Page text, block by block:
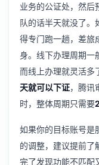
业务的公证处，然后
队的话半天就没了。
得专门跑一趟，差旅
身。线下办理周期一
而线上办理就灵活多
天就可以下证，腾讯
时，整体周期只需要
如果你的目标账号是
的调整，建议提前了
完了发现功能不匹配